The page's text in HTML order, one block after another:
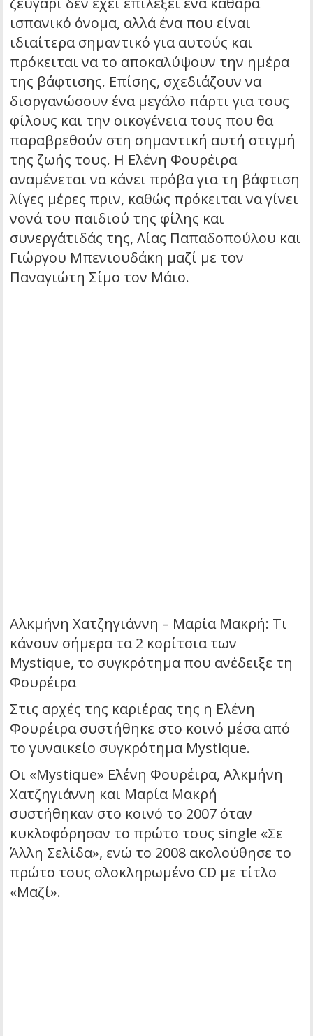
ισπανικό όνομα, αλλά ένα που είναι
ιδιαίτερα σημαντικό για αυτούς και
πρόκειται να το αποκαλύψουν την ημέρα
της βάφτισης. Επίσης, σχεδιάζουν να
διοργανώσουν ένα μεγάλο πάρτι για τους
φίλους και την οικογένεια τους που θα
παραβρεθούν στη σημαντική αυτή στιγμή
της ζωής τους. Η Ελένη Φουρέιρα
αναμένεται να κάνει πρόβα για τη βάφτιση
λίγες μέρες πριν, καθώς πρόκειται να γίνει
νονά του παιδιού της φίλης και
συνεργάτιδάς της, Λίας Παπαδοπούλου και
Γιώργου Μπενιουδάκη μαζί με τον
Παναγιώτη Σίμο τον Μάιο.
Αλκμήνη Χατζηγιάννη – Μαρία Μακρή: Τι
κάνουν σήμερα τα 2 κορίτσια των
Mystique, το συγκρότημα που ανέδειξε τη
Φουρέιρα
Στις αρχές της καριέρας της η Ελένη
Φουρέιρα συστήθηκε στο κοινό μέσα από
το γυναικείο συγκρότημα Mystique.
Οι «Mystique» Ελένη Φουρέιρα, Αλκμήνη
Χατζηγιάννη και Μαρία Μακρή
συστήθηκαν στο κοινό το 2007 όταν
κυκλοφόρησαν το πρώτο τους single «Σε
Άλλη Σελίδα», ενώ το 2008 ακολούθησε το
πρώτο τους ολοκληρωμένο CD με τίτλο
«Μαζί».